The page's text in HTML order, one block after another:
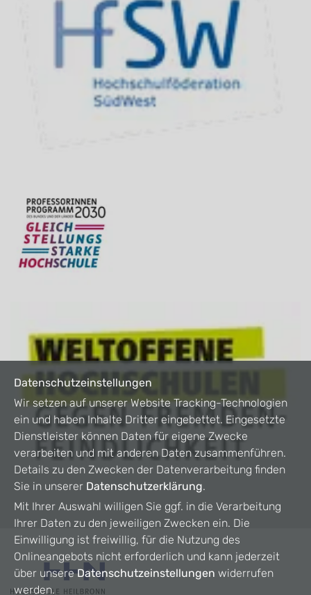
Datenschutzeinstellungen
Wir setzen auf unserer Website Tracking-Technologien
ein und haben Inhalte Dritter eingebettet. Eingesetzte
Dienstleister können Daten für eigene Zwecke
verarbeiten und mit anderen Daten zusammenführen.
Details zu den Zwecken der Datenverarbeitung finden
Sie in unserer Datenschutzerklärung.
Mit Ihrer Auswahl willigen Sie ggf. in die Verarbeitung
Ihrer Daten zu den jeweiligen Zwecken ein. Die
Einwilligung ist freiwillig, für die Nutzung des
Onlineangebots nicht erforderlich und kann jederzeit
über unsereDatenschutzeinstellungen widerrufen
werden.